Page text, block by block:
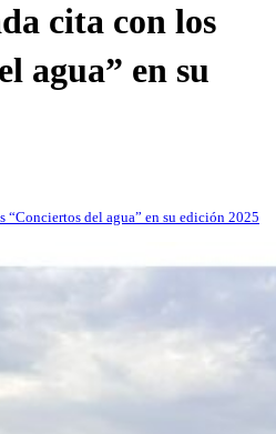
cita con los
agua” en su
“Conciertos del agua” en su edición 2025